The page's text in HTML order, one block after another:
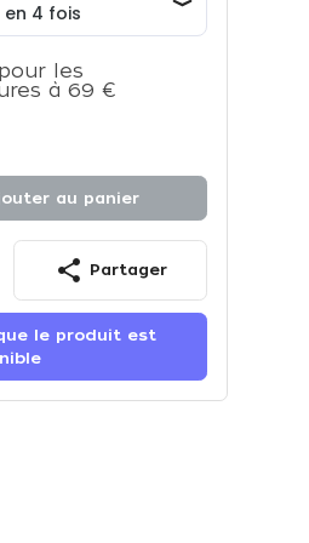
les
à 69 €
au panier
share Partager
le produit est